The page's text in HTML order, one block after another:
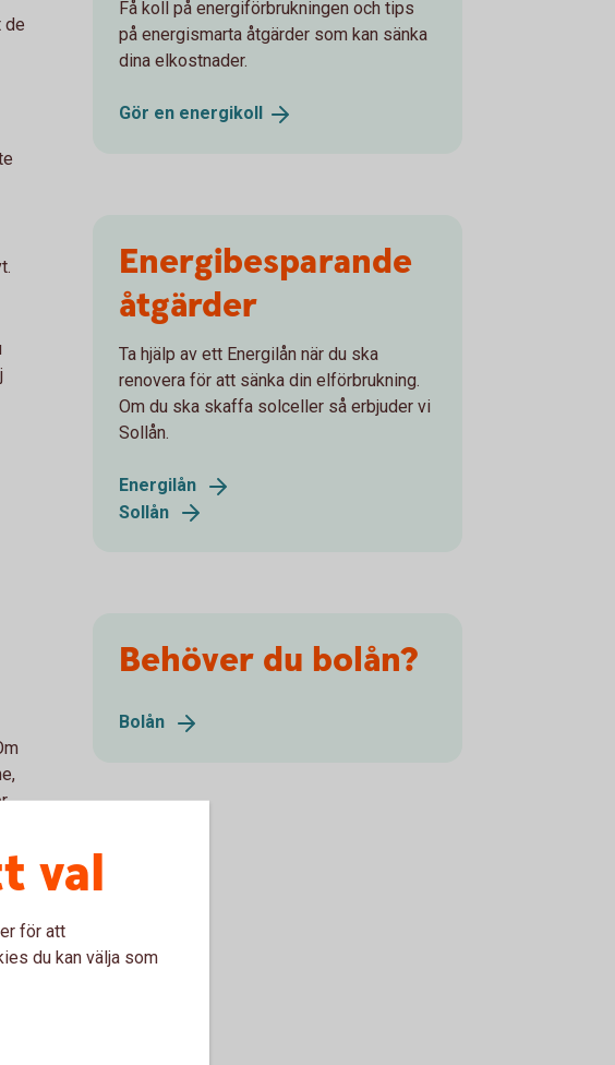
de
Få koll på energiförbrukningen och tips
på energismarta åtgärder som kan sänka
dina elkostnader.
Gör en energikoll
Energibesparande
åtgärder
Ta hjälp av ett Energilån när du ska
renovera för att sänka din elförbrukning.
Om du ska skaffa solceller så erbjuder vi
Sollån.
Energilån
Sollån
Behöver du bolån?
Bolån
val
för att
du kan välja som